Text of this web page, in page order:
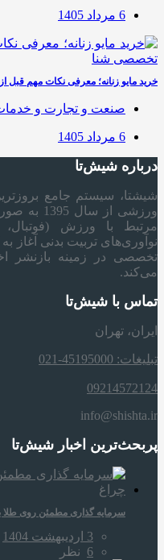
6 مرداد 1405
خرید مایو زنانه؛ معرفی نکات مهم
صنعت و تجارت و
6 مرداد 1405
درباره شیش‌تا
شیشتا، سیستم جامع
ورزشی از
مرتبط با ورزش (فوتبال،
نوآوری‌های تربیت بدنی آغاز
تخصصی در زمینه بازنشر
می‌کند.
تماس با شیش‌تا
ایران، تهران
تبلیغات: 45195000-021
09214572124
info@shishta.ir
پربحث‌ترین اخبار شیش‌تا
سرمایه‌ گذاری مطمئن روی طلا
3 اردیبهشت 1404
6 نظر